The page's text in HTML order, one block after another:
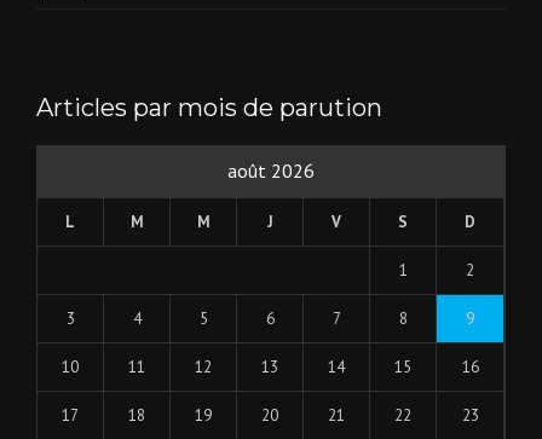
Articles par mois de parution
août 2026
L M M J V S D
1 2
3 4 5 6 7 8 9
10 11 12 13 14 15 16
17 18 19 20 21 22 23